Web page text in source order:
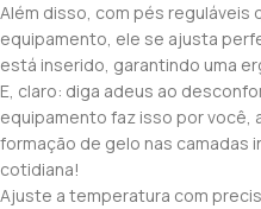
Além disso, com pés reguláveis
equipamento, ele se ajusta
está inserido, garantindo uma
E, claro: diga adeus ao
equipamento faz isso por você,
formação de gelo nas camadas
cotidiana!
Ajuste a temperatura com